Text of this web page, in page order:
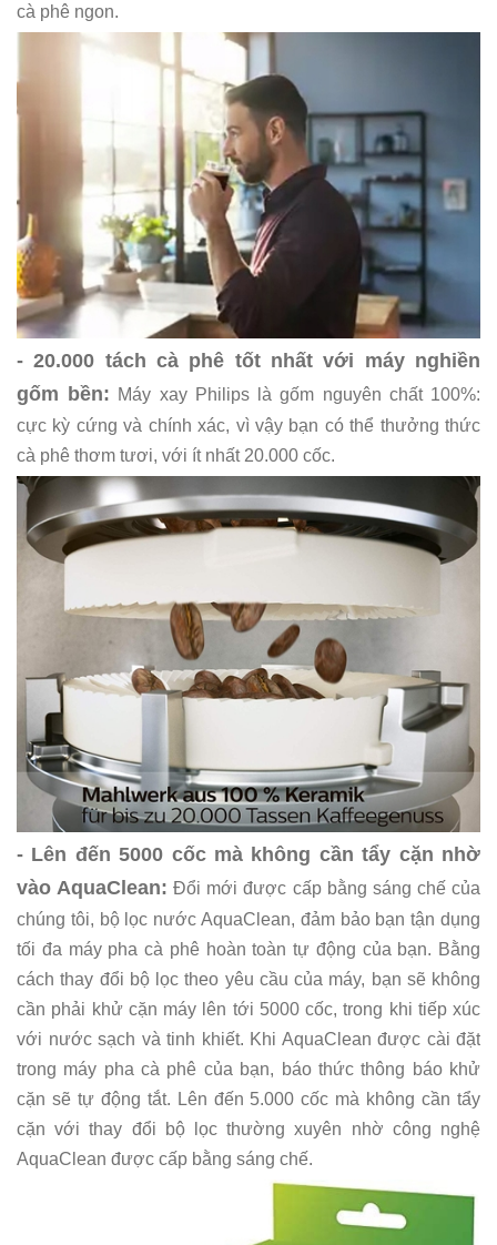
cà phê ngon.
- 20.000 tách cà phê tốt nhất với máy nghiền
gốm bền: Máy xay Philips là gốm nguyên chất 100%:
cực kỳ cứng và chính xác, vì vậy bạn có thể thưởng thức
cà phê thơm tươi, với ít nhất 20.000 cốc.
- Lên đến 5000 cốc mà không cần tẩy cặn nhờ
vào AquaClean: Đổi mới được cấp bằng sáng chế của
chúng tôi, bộ lọc nước AquaClean, đảm bảo bạn tận dụng
tối đa máy pha cà phê hoàn toàn tự động của bạn. Bằng
cách thay đổi bộ lọc theo yêu cầu của máy, bạn sẽ không
cần phải khử cặn máy lên tới 5000 cốc, trong khi tiếp xúc
với nước sạch và tinh khiết. Khi AquaClean được cài đặt
trong máy pha cà phê của bạn, báo thức thông báo khử
cặn sẽ tự động tắt. Lên đến 5.000 cốc mà không cần tẩy
cặn với thay đổi bộ lọc thường xuyên nhờ công nghệ
AquaClean được cấp bằng sáng chế.